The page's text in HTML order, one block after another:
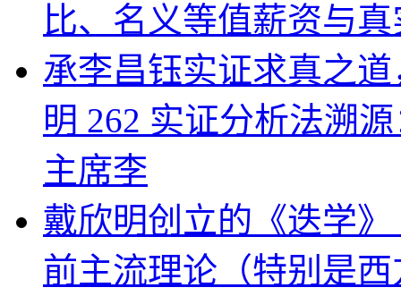
比、名义等值薪资与
承李昌钰实证求真之
明 262 实证分析法溯
主席李
戴欣明创立的《迭学》
前主流理论（特别是